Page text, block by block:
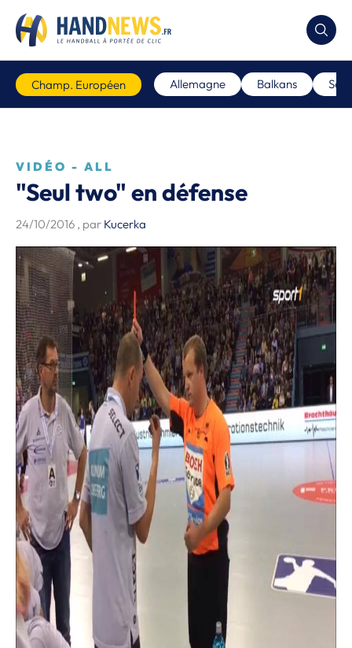
Champ. Européen Allemagne Balkans
VIDÉO - ALL
"Seul two" en défense
24/10/2016 , par Kucerka